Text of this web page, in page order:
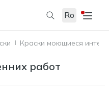
Ro
Краски моющиеся
работ